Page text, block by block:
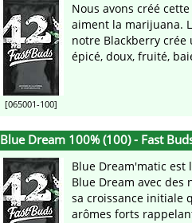
[065001-100]
Nous avons créé
aiment la marijuana.
notre Blackberry crée
épicé, doux, fruité,
Blue Dream 100% (100) - Fast
Blue Dream'matic
Blue Dream avec des
sa croissance initiale
arômes forts